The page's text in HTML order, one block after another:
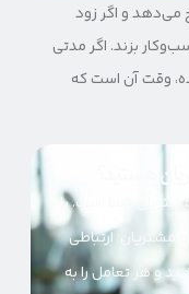
و اگر زود
بزند. اگر مدتی
وقت آن است که
هستید؟
شما است. با
ارتباطی
و هر تعامل را به